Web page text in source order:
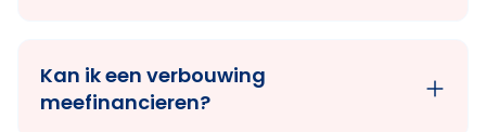
Kan ik een verbouwing
meefinancieren?